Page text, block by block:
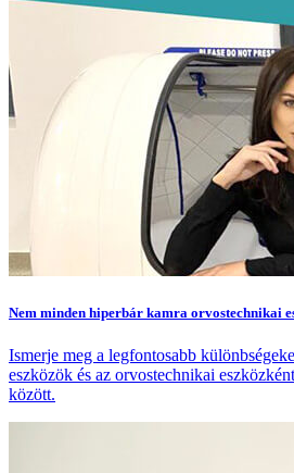
Nem minden hiperbár kamra orvostechnikai
Ismerje meg a legfontosabb
eszközök és az orvostechnikai
között.